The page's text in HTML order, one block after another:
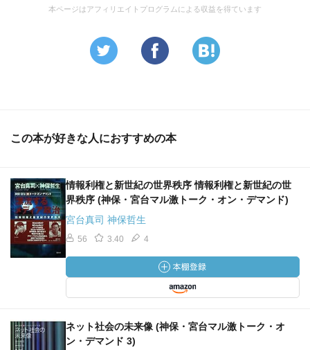
本ページはアフィリエイトプログラムによる収益を得ています
この本が好きな人におすすめの本
情報利権と新世紀の世界秩序 情報利権と新世紀の世
界秩序 (神保・宮台マル激トーク・オン・デマンド)
宮台真司 神保哲生
56 3.40 4
ネット社会の未来像 (神保・宮台マル激トーク・オ
ン・デマンド 3)